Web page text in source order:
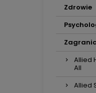
Zdrowie
Allied
All
Allied